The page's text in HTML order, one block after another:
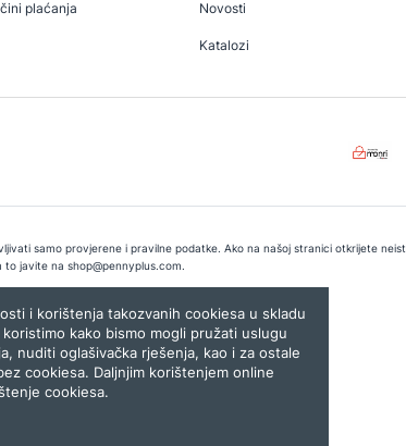
plaćanja Novosti
Katalozi
samo provjerene i pravilne podatke. Ako na našoj stranici otkrijete
to javite na shop@pennyplus.com.
.Dizajn i programiranje:Lampa.ba
i korištenja takozvanih cookiesa u skladu
koristimo kako bismo mogli pružati uslugu
nuditi oglašivačka rješenja, kao i za ostale
cookiesa. Daljnjim korištenjem online
cookiesa.